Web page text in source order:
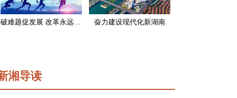
破难题促发展 改革永远在路上 奋力建设现代化新湖南
湘导读